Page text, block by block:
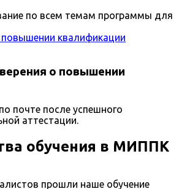
по всем темам программы для
о повышении
почте после успешного
аттестации.
обучения в МИППК
прошли наше обучение